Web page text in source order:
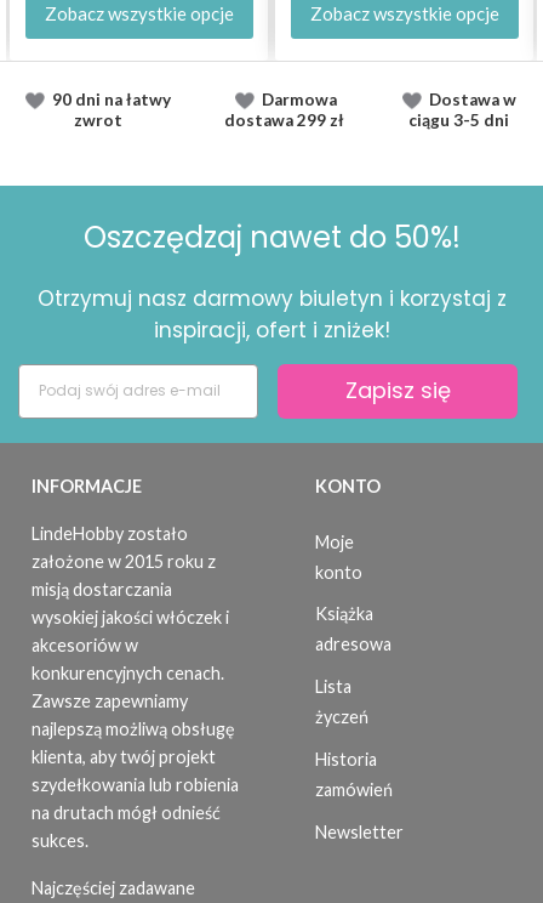
Zobacz wszystkie opcje Zobacz wszystkie opcje
90 dni na łatwy
zwrot
Darmowa
dostawa299 zł
Dostawaw
ciągu 3-5 dni
Oszczędzaj nawet do 50%!
Otrzymuj nasz darmowy biuletyn i korzystaj z
inspiracji, ofert i zniżek!
Zapisz się
INFORMACJE
LindeHobby zostało
założone w 2015 roku z
misją dostarczania
wysokiej jakości włóczek i
akcesoriów w
konkurencyjnych cenach.
Zawsze zapewniamy
najlepszą możliwą obsługę
klienta, aby twój projekt
szydełkowania lub robienia
na drutach mógł odnieść
sukces.
Najczęściej zadawane
KONTO
Moje
konto
Książka
adresowa
Lista
życzeń
Historia
zamówień
Newsletter